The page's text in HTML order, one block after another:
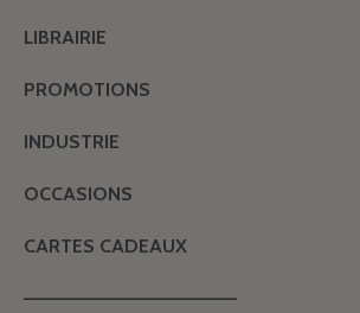
LIBRAIRIE
PROMOTIONS
INDUSTRIE
OCCASIONS
CARTES CADEAUX
———————————————